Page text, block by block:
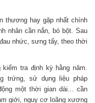
thương hay gặp nhất chính
nhân cần nắn, bó bột. Sau
nhức, sưng tấy, theo thời
tra định kỳ hằng năm.
trứng, sử dụng liệu pháp
một thời gian dài... cần
giới, nguy cơ loãng xương